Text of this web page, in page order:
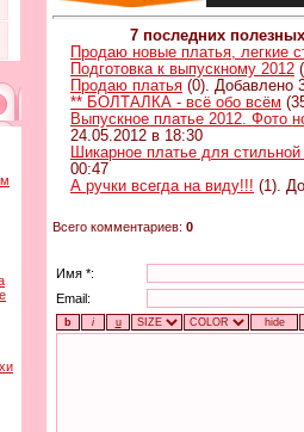
7 последних
Продаю новые платья, легкие
Подготовка к выпускному 2012
Продаю платья (0). Добавлено
** БОЛТАЛКА - всё обо всём
Выпускное платье 2012. Фото
24.05.2012 в 18:30
Шикарное платье для
00:47
А ручки всегда на виду!!! (1).
Всего комментариев: 0
Имя *:
Email: